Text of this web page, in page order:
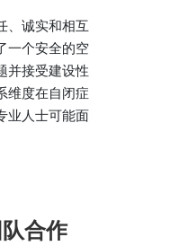
、诚实和相互
一个安全的空
并接受建设性
维度在自闭症
业人士可能面
合作